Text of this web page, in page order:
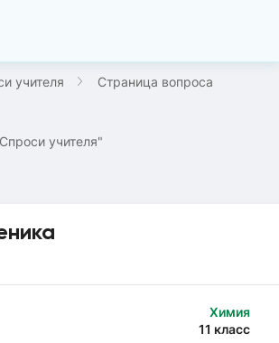
учителя Страница вопроса
учителя"
Химия
11 класс